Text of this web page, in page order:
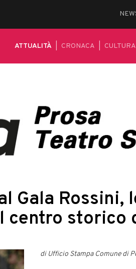
ATTUALITÀ CRONACA CULTURA
Gala Rossini,
storico
di Ufficio Stampa Comune di